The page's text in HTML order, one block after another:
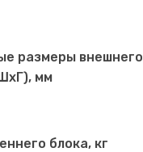
размеры внешнего
мм
блока, кг